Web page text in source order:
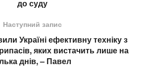
до суду
Наступний запис
Україні ефективну техніку з
яких вистачить лише на
днів, – Павел